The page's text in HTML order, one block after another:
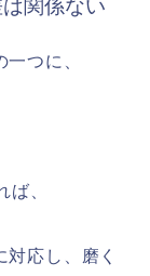
関係ない
つに、
ば、
応し、磨く